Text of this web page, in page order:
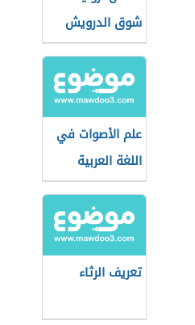
شوق الدرويش
علم الأصوات في
اللغة العربية
تعريف الرثاء